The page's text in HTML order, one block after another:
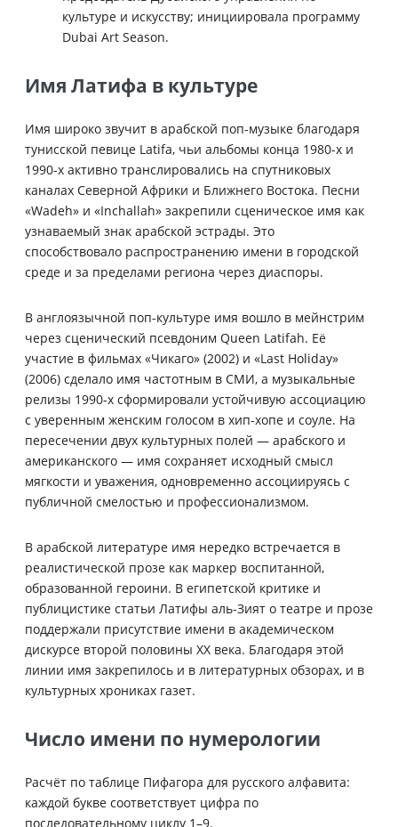
культуре и искусству; инициировала программу
Dubai Art Season.
Имя Латифа в культуре
Имя широко звучит в арабской поп-музыке благодаря
тунисской певице Latifa, чьи альбомы конца 1980-х и
1990-х активно транслировались на спутниковых
каналах Северной Африки и Ближнего Востока. Песни
«Wadeh» и «Inchallah» закрепили сценическое имя как
узнаваемый знак арабской эстрады. Это
способствовало распространению имени в городской
среде и за пределами региона через диаспоры.
В англоязычной поп-культуре имя вошло в мейнстрим
через сценический псевдоним Queen Latifah. Её
участие в фильмах «Чикаго» (2002) и «Last Holiday»
(2006) сделало имя частотным в СМИ, а музыкальные
релизы 1990-х сформировали устойчивую ассоциацию
с уверенным женским голосом в хип-хопе и соуле. На
пересечении двух культурных полей — арабского и
американского — имя сохраняет исходный смысл
мягкости и уважения, одновременно ассоциируясь с
публичной смелостью и профессионализмом.
В арабской литературе имя нередко встречается в
реалистической прозе как маркер воспитанной,
образованной героини. В египетской критике и
публицистике статьи Латифы аль-Зият о театре и прозе
поддержали присутствие имени в академическом
дискурсе второй половины XX века. Благодаря этой
линии имя закрепилось и в литературных обзорах, и в
культурных хрониках газет.
Число имени по нумерологии
Расчёт по таблице Пифагора для русского алфавита:
каждой букве соответствует цифра по
последовательному циклу 1–9.